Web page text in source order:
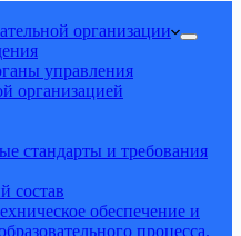
организации
управления
организацией
стандарты и требования
состав
обеспечение и
процесса.